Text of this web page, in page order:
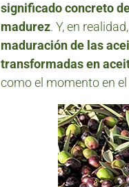
significado concreto
madurez. Y, en
maduración de las
transformadas en
como el momento en